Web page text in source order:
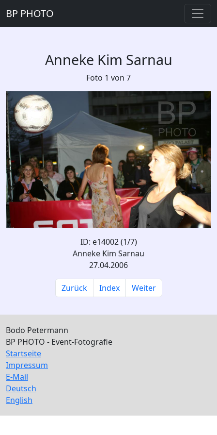
BP PHOTO
Anneke Kim Sarnau
Foto 1 von 7
ID: e14002 (1/7)
Anneke Kim Sarnau
27.04.2006
Zurück Index Weiter
Bodo Petermann
BP PHOTO - Event-Fotografie
Startseite
Impressum
E-Mail
Deutsch
English